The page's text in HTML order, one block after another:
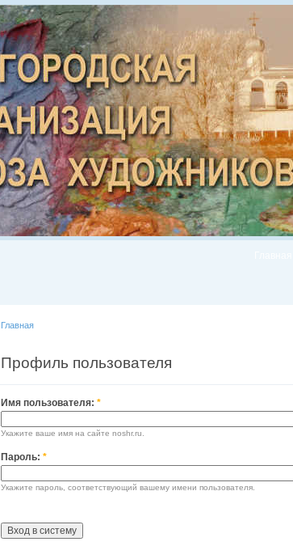
Главная
Профиль пользователя
Имя пользователя: *
Укажите ваше имя на сайте noshr.ru.
Пароль: *
Укажите пароль, соответствующий вашему имени пользователя.